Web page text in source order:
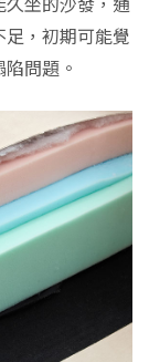
，初期可能覺
問題。